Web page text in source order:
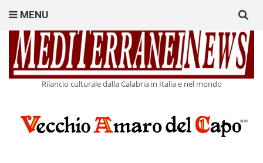
Rilancio culturale dalla Calabria in Italia e nel mondo
MENU
for: